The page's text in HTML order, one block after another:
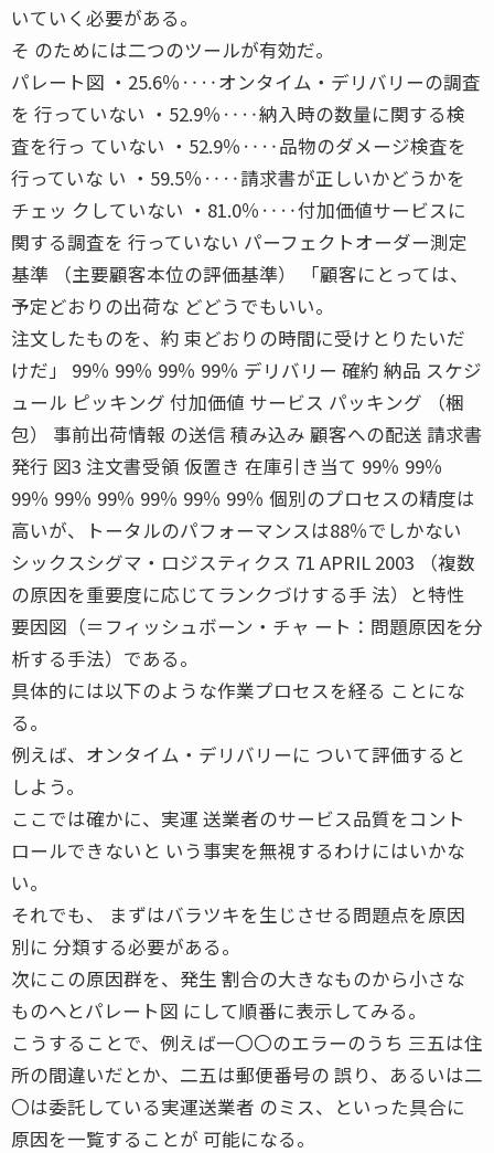
いていく必要がある。
そ のためには二つのツールが有効だ。
パレート図 ・25.6％‥‥オンタイム・デリバリーの調査
を 行っていない ・52.9％‥‥納入時の数量に関する検
査を行っ ていない ・52.9％‥‥品物のダメージ検査を
行っていな い ・59.5％‥‥請求書が正しいかどうかを
チェッ クしていない ・81.0％‥‥付加価値サービスに
関する調査を 行っていない パーフェクトオーダー測定
基準 （主要顧客本位の評価基準） 「顧客にとっては、
予定どおりの出荷な どどうでもいい。
注文したものを、約 束どおりの時間に受けとりたいだ
けだ」 99％ 99％ 99％ 99％ デリバリー 確約 納品 スケジ
ュール ピッキング 付加価値 サービス パッキング （梱
包） 事前出荷情報 の送信 積み込み 顧客への配送 請求書
発行 図3 注文書受領 仮置き 在庫引き当て 99％ 99％
99％ 99％ 99％ 99％ 99％ 99％ 個別のプロセスの精度は
高いが、トータルのパフォーマンスは88％でしかない
シックスシグマ・ロジスティクス 71 APRIL 2003 （複数
の原因を重要度に応じてランクづけする手 法）と特性
要因図（＝フィッシュボーン・チャ ート：問題原因を分
析する手法）である。
具体的には以下のような作業プロセスを経る ことにな
る。
例えば、オンタイム・デリバリーに ついて評価すると
しよう。
ここでは確かに、実運 送業者のサービス品質をコント
ロールできないと いう事実を無視するわけにはいかな
い。
それでも、 まずはバラツキを生じさせる問題点を原因
別に 分類する必要がある。
次にこの原因群を、発生 割合の大きなものから小さな
ものへとパレート図 にして順番に表示してみる。
こうすることで、例えば一〇〇のエラーのうち 三五は住
所の間違いだとか、二五は郵便番号の 誤り、あるいは二
〇は委託している実運送業者 のミス、といった具合に
原因を一覧することが 可能になる。